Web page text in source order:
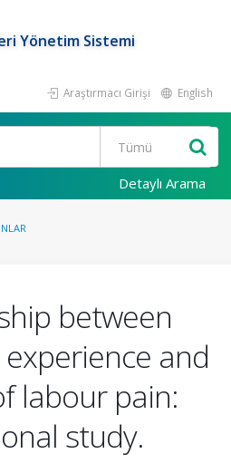
Yönetim Sistemi
Araştırmacı Girişi English
Detaylı Arama
between
and
labour pain:
study.